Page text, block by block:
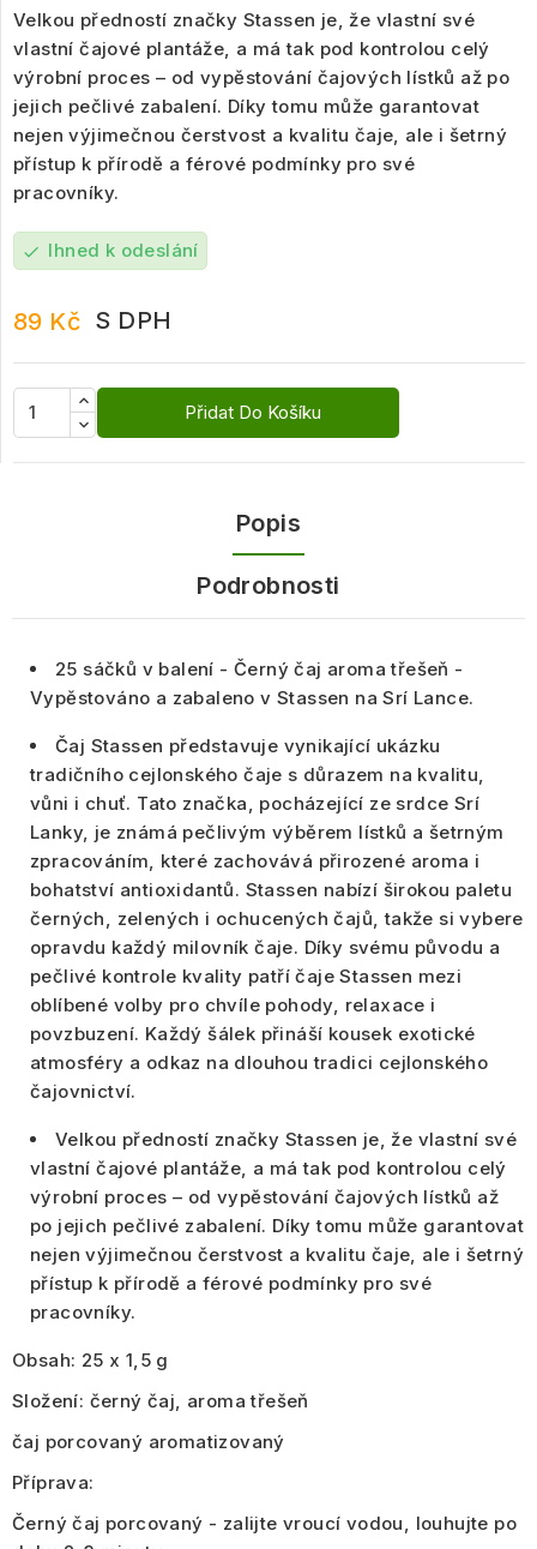
Velkou předností značky Stassen je, že vlastní své
vlastní čajové plantáže, a má tak pod kontrolou celý
výrobní proces – od vypěstování čajových lístků až po
jejich pečlivé zabalení. Díky tomu může garantovat
nejen výjimečnou čerstvost a kvalitu čaje, ale i šetrný
přístup k přírodě a férové podmínky pro své
pracovníky.
check Ihned k odeslání
89 Kč S DPH
Přidat Do Košíku
Popis
Podrobnosti
25 sáčků v balení - Černý čaj aroma třešeň -
Vypěstováno a zabaleno v Stassen na Srí Lance.
Čaj Stassen představuje vynikající ukázku
tradičního cejlonského čaje s důrazem na kvalitu,
vůni i chuť. Tato značka, pocházející ze srdce Srí
Lanky, je známá pečlivým výběrem lístků a šetrným
zpracováním, které zachovává přirozené aroma i
bohatství antioxidantů. Stassen nabízí širokou paletu
černých, zelených i ochucených čajů, takže si vybere
opravdu každý milovník čaje. Díky svému původu a
pečlivé kontrole kvality patří čaje Stassen mezi
oblíbené volby pro chvíle pohody, relaxace i
povzbuzení. Každý šálek přináší kousek exotické
atmosféry a odkaz na dlouhou tradici cejlonského
čajovnictví.
Velkou předností značky Stassen je, že vlastní své
vlastní čajové plantáže, a má tak pod kontrolou celý
výrobní proces – od vypěstování čajových lístků až
po jejich pečlivé zabalení. Díky tomu může garantovat
nejen výjimečnou čerstvost a kvalitu čaje, ale i šetrný
přístup k přírodě a férové podmínky pro své
pracovníky.
Obsah: 25 x 1,5 g
Složení: černý čaj, aroma třešeň
čaj porcovaný aromatizovaný
Příprava:
Černý čaj porcovaný - zalijte vroucí vodou, louhujte po